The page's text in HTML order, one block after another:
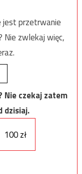
jest przetrwanie
Nie zwlekaj więc,
Nie czekaj zatem
dzisiaj.
100 zł